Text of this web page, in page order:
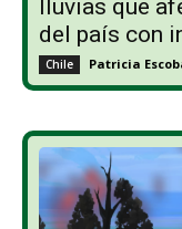
lluvias que
del país con
Chile Patricia